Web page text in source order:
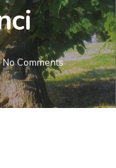
No Comments